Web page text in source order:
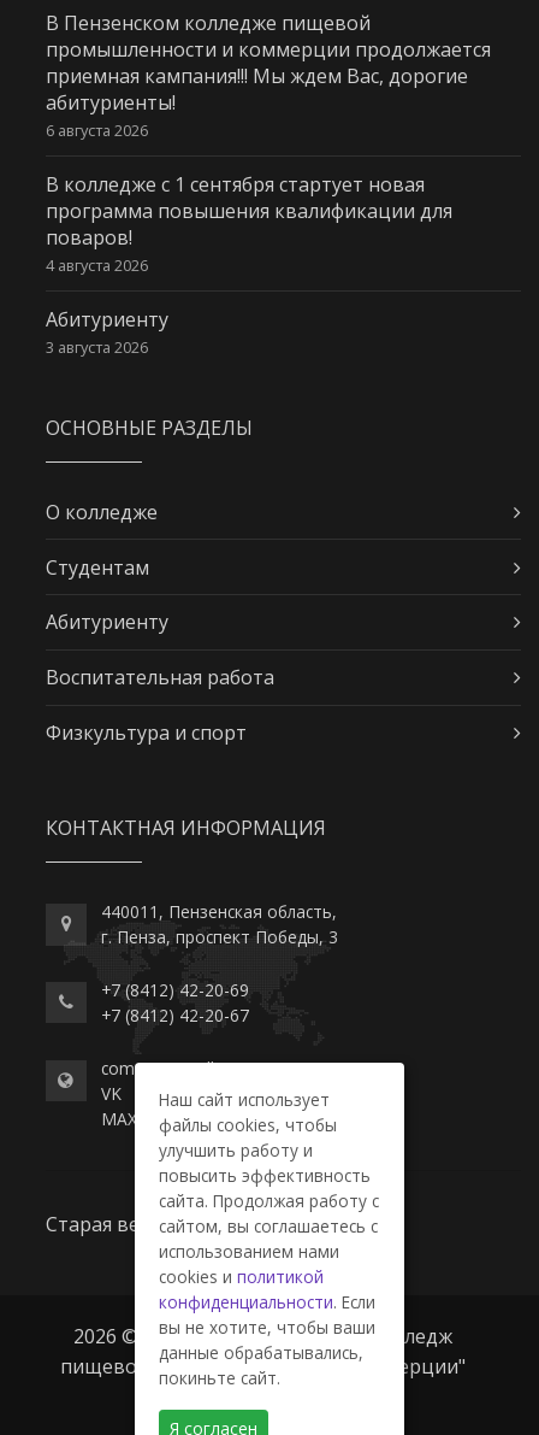
В Пензенском колледже пищевой
промышленности и коммерции продолжается
приемная кампания!!! Мы ждем Вас, дорогие
абитуриенты!
6 августа 2026
В колледже с 1 сентября стартует новая
программа повышения квалификации для
поваров!
4 августа 2026
Абитуриенту
3 августа 2026
ОСНОВНЫЕ РАЗДЕЛЫ
О колледже
Студентам
Абитуриенту
Воспитательная работа
Физкультура и спорт
КОНТАКТНАЯ ИНФОРМАЦИЯ
440011, Пензенская область,
г. Пенза, проспект Победы, 3
+7 (8412) 42-20-69
+7 (8412) 42-20-67
commerce-college.ru
VK
MAX
Старая версия сайта
2026 © ГАПОУ ПО "Пензенский колледж
пищевой промышленности и коммерции"
Наш сайт использует
файлы cookies, чтобы
улучшить работу и
повысить эффективность
сайта. Продолжая работу с
сайтом, вы соглашаетесь с
использованием нами
cookies и политикой
конфиденциальности. Если
вы не хотите, чтобы ваши
данные обрабатывались,
покиньте сайт.
Я согласен